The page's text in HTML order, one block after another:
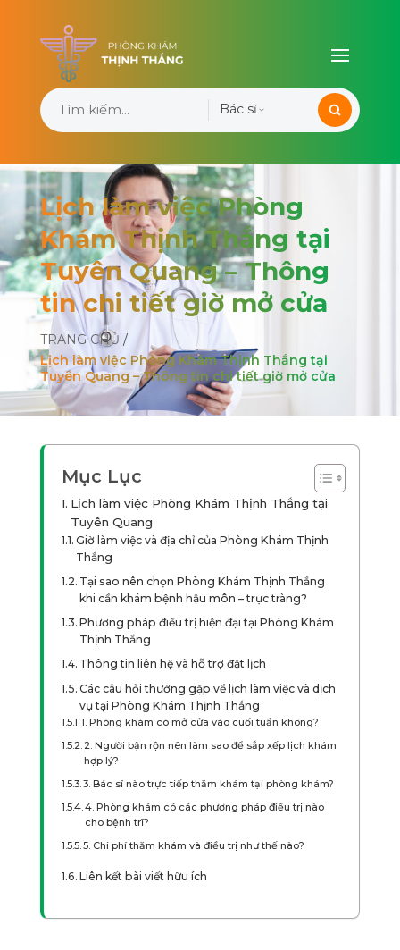
Bác sĩ
Lịch làm việc Phòng
Khám Thịnh Thắng tại
Tuyên Quang – Thông
tin chi tiết giờ mở cửa
TRANG CHỦ /
Lịch làm việc Phòng Khám Thịnh Thắng tại
Tuyên Quang – Thông tin chi tiết giờ mở cửa
Mục Lục
Lịch làm việc Phòng Khám Thịnh Thắng tại
Tuyên Quang
Giờ làm việc và địa chỉ của Phòng Khám Thịnh
Thắng
Tại sao nên chọn Phòng Khám Thịnh Thắng
khi cần khám bệnh hậu môn – trực tràng?
Phương pháp điều trị hiện đại tại Phòng Khám
Thịnh Thắng
Thông tin liên hệ và hỗ trợ đặt lịch
Các câu hỏi thường gặp về lịch làm việc và dịch
vụ tại Phòng Khám Thịnh Thắng
1. Phòng khám có mở cửa vào cuối tuần không?
2. Người bận rộn nên làm sao để sắp xếp lịch khám
hợp lý?
3. Bác sĩ nào trực tiếp thăm khám tại phòng khám?
4. Phòng khám có các phương pháp điều trị nào
cho bệnh trĩ?
5. Chi phí thăm khám và điều trị như thế nào?
Liên kết bài viết hữu ích